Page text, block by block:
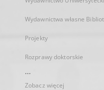
Wydawnictwa własne
Projekty
Rozprawy doktorskie
...
Zobacz więcej